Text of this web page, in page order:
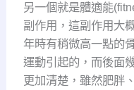
另一個就是體適能
副作用，這副作用大
年時有稍微高一點的
運動引起的，而後面
更加清楚，雖然肥胖